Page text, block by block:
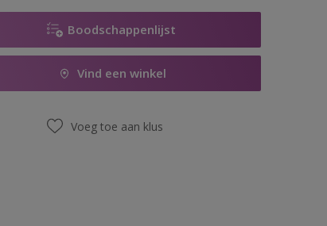
Boodschappenlijst
Vind een winkel
Voeg toe aan klus